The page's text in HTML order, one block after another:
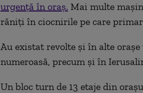
urgență în oraș. Mai multe
răniţi în ciocnirile pe care
Au existat revolte şi în alte
numeroasă, precum şi în
Un bloc turn de 13 etaje din